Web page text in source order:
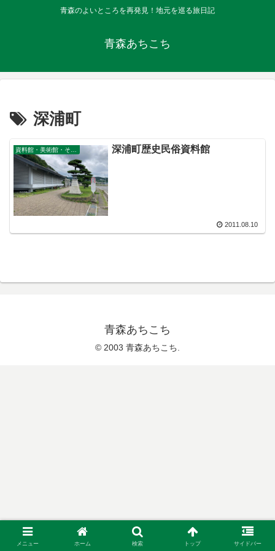
青森のよいところを再発見！地元を巡る旅日記
青森あちこち
深浦町
深浦町歴史民俗資料館
2011.08.10
青森あちこち
© 2003 青森あちこち.
メニュー ホーム 検索 トップ サイドバー